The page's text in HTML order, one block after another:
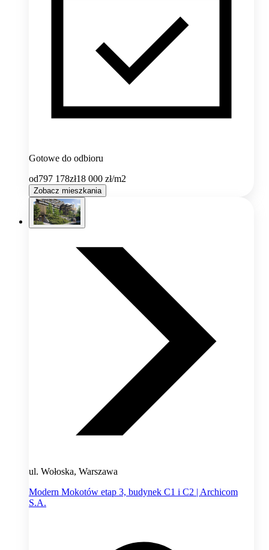
Gotowe do odbioru
od797 178zł18 000 zł/m2
Zobacz mieszkania
ul. Wołoska, Warszawa
Modern Mokotów etap 3, budynek C1 i C2 | Archicom
S.A.